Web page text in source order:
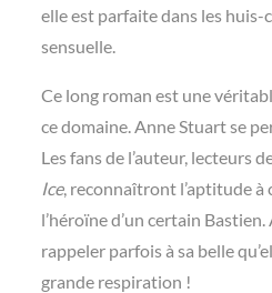
elle est parfaite dans les huis-
sensuelle.
Ce long roman est une
ce domaine. Anne Stuart se
Les fans de l’auteur, lecteurs
Ice, reconnaîtront l’aptitude à
l’héroïne d’un certain
rappeler parfois à sa belle
grande respiration !